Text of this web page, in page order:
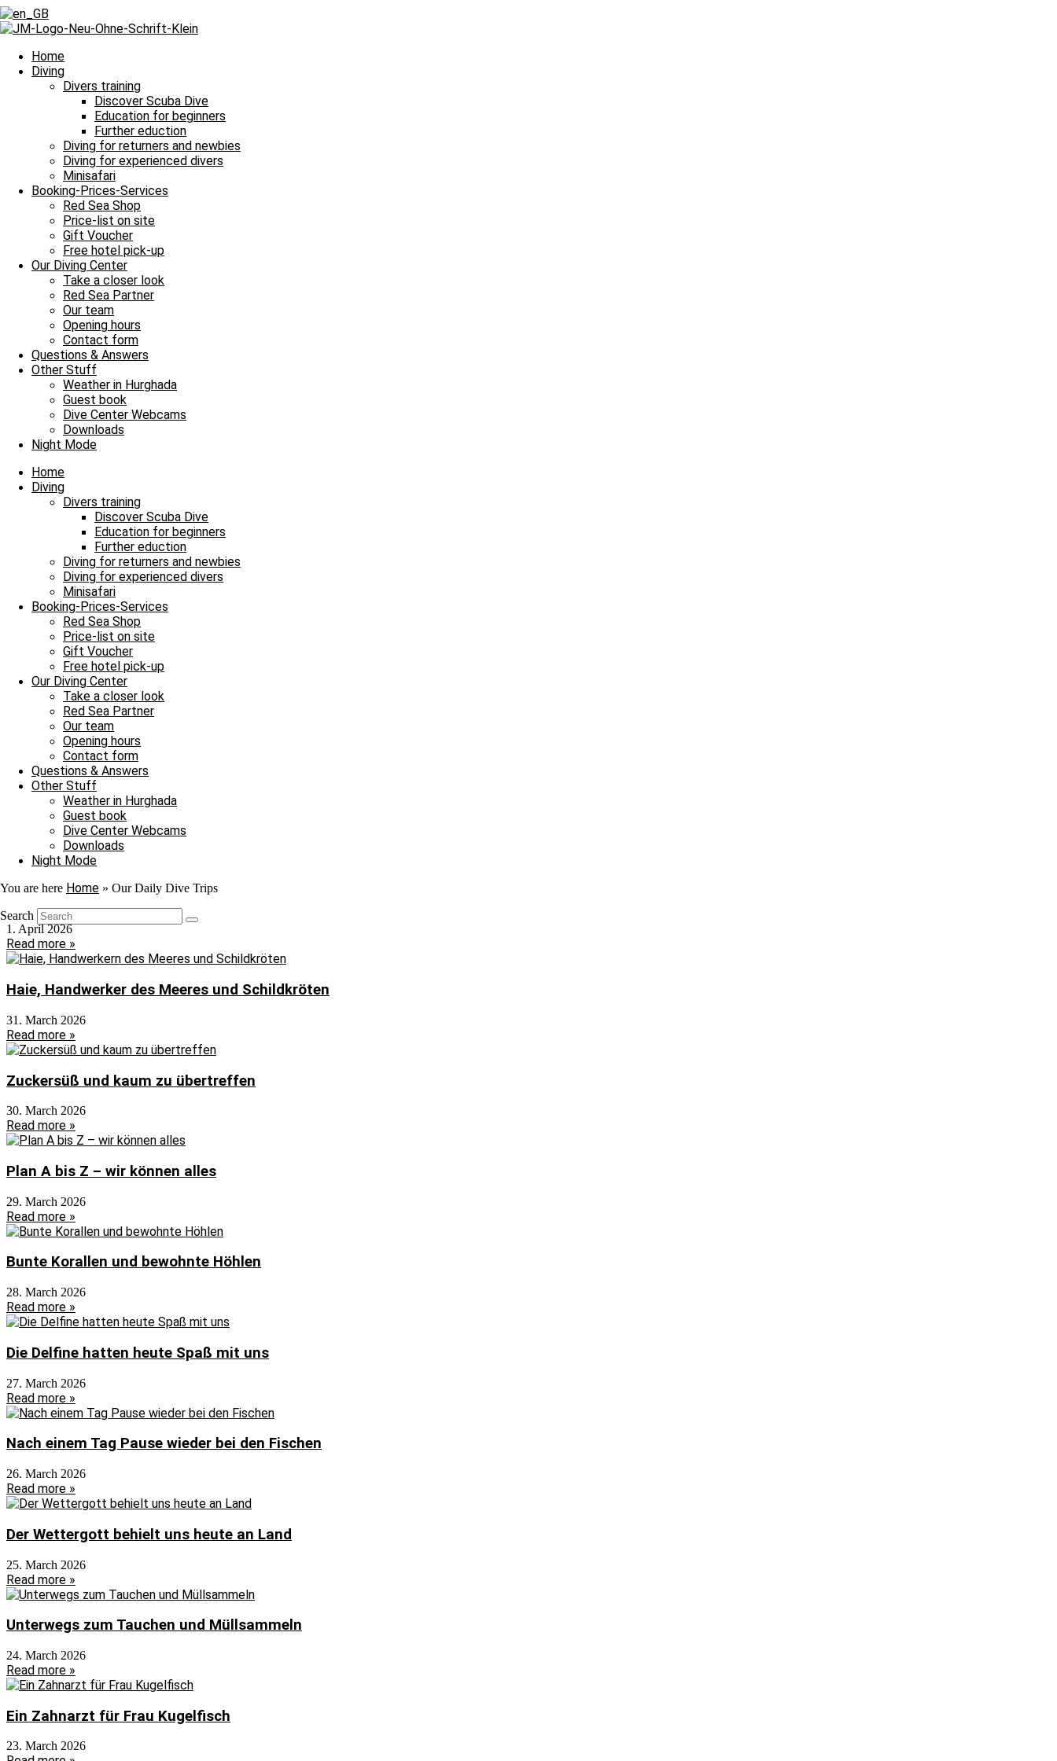
Home
Diving
Divers training
Discover Scuba Dive
Education for beginners
Further eduction
Diving for returners and newbies
Diving for experienced divers
Minisafari
Booking-Prices-Services
Red Sea Shop
Price-list on site
Gift Voucher
Free hotel pick-up
Our Diving Center
Take a closer look
Red Sea Partner
Our team
Opening hours
Contact form
Questions & Answers
Other Stuff
Weather in Hurghada
Guest book
Dive Center Webcams
Downloads
Night Mode
Home
Diving
Divers training
Discover Scuba Dive
Education for beginners
Further eduction
Diving for returners and newbies
Diving for experienced divers
Minisafari
Booking-Prices-Services
Red Sea Shop
Price-list on site
Gift Voucher
Free hotel pick-up
Our Diving Center
Take a closer look
Red Sea Partner
Our team
Opening hours
Contact form
Questions & Answers
Other Stuff
Weather in Hurghada
Guest book
Dive Center Webcams
Downloads
Night Mode
You are here Home » Our Daily Dive Trips
Search
Our Daily Dive Trips
Our adventures in the Red Sea
Sanftes Gleiten durch ein Reich aus Farben
2. April 2026
Read more »
Der April beginnt mit besonderen Momenten
1. April 2026
Read more »
Haie, Handwerker des Meeres und Schildkröten
31. March 2026
Read more »
Zuckersüß und kaum zu übertreffen
30. March 2026
Read more »
Plan A bis Z – wir können alles
29. March 2026
Read more »
Bunte Korallen und bewohnte Höhlen
28. March 2026
Read more »
Die Delfine hatten heute Spaß mit uns
27. March 2026
Read more »
Nach einem Tag Pause wieder bei den Fischen
26. March 2026
Read more »
Der Wettergott behielt uns heute an Land
25. March 2026
Read more »
Unterwegs zum Tauchen und Müllsammeln
24. March 2026
Read more »
Ein Zahnarzt für Frau Kugelfisch
23. March 2026